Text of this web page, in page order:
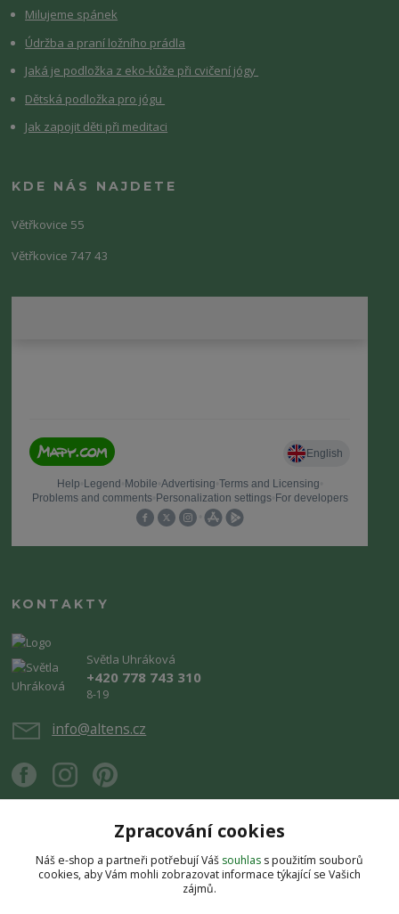
Milujeme spánek
Údržba a praní ložního prádla
Jaká je podložka z eko-kůže při cvičení jógy
Dětská podložka pro jógu
Jak zapojit děti při meditaci
KDE NÁS NAJDETE
Větřkovice 55
Větřkovice 747 43
KONTAKTY
Světla Uhráková
+420 778 743 310
8-19
info@altens.cz
Upravit sběr cookies.
Zpracování cookies
Náš e-shop a partneři potřebují Váš souhlas s použitím souborů
cookies, aby Vám mohli zobrazovat informace týkající se Vašich
zájmů.